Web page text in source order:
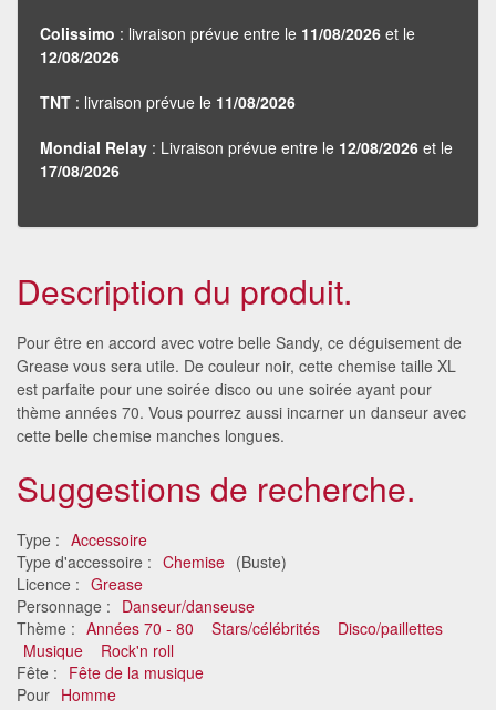
Colissimo : livraison prévue entre le 11/08/2026 et le
12/08/2026
TNT : livraison prévue le 11/08/2026
Mondial Relay : Livraison prévue entre le 12/08/2026 et le
17/08/2026
Description du produit.
Pour être en accord avec votre belle Sandy, ce déguisement de
Grease vous sera utile. De couleur noir, cette chemise taille XL
est parfaite pour une soirée disco ou une soirée ayant pour
thème années 70. Vous pourrez aussi incarner un danseur avec
cette belle chemise manches longues.
Suggestions de recherche.
Type : Accessoire
Type d'accessoire : Chemise (Buste)
Licence : Grease
Personnage : Danseur/danseuse
Thème : Années 70 - 80 Stars/célébrités
Disco/paillettes
Musique
Rock'n roll
Fête : Fête de la musique
Pour Homme